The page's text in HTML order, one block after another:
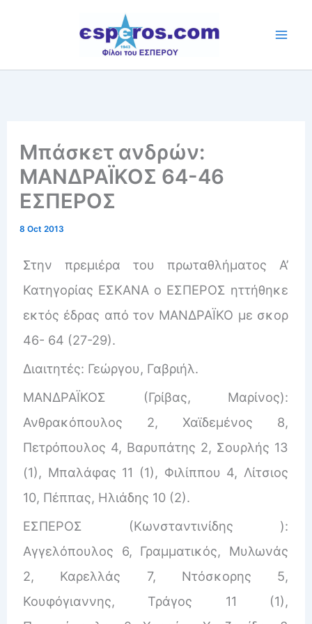
Μπάσκετ ανδρών:
ΜΑΝΔΡΑΪΚΟΣ 64-46
ΕΣΠΕΡΟΣ
8 Oct 2013
Στην πρεμιέρα του πρωταθλήματος Α’
Κατηγορίας ΕΣΚΑΝΑ ο ΕΣΠΕΡΟΣ ηττήθηκε
εκτός έδρας από τον ΜΑΝΔΡΑΪΚΟ με σκορ
46- 64 (27-29).
Διαιτητές: Γεώργου, Γαβριήλ.
ΜΑΝΔΡΑΪΚΟΣ (Γρίβας, Μαρίνος):
Ανθρακόπουλος 2, Χαϊδεμένος 8,
Πετρόπουλος 4, Βαρυπάτης 2, Σουρλής 13
(1), Μπαλάφας 11 (1), Φιλίππου 4, Λίτσιος
10, Πέππας, Ηλιάδης 10 (2).
ΕΣΠΕΡΟΣ (Κωνσταντινίδης ):
Αγγελόπουλος 6, Γραμματικός, Μυλωνάς
2, Καρελλάς 7, Ντόσκορης 5,
Κουφόγιαννης, Τράγος 11 (1),